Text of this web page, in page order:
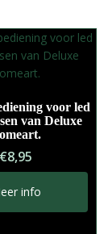
voor led
van Deluxe
€8,95
info